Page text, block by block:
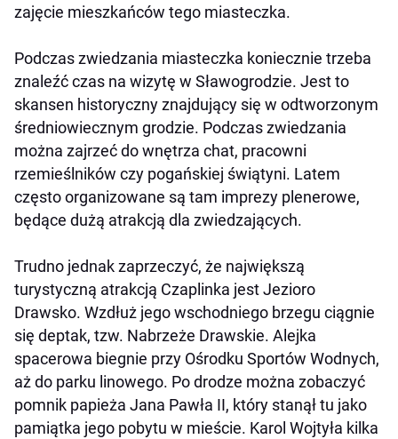
zajęcie mieszkańców tego miasteczka.
Podczas zwiedzania miasteczka koniecznie trzeba
znaleźć czas na wizytę w Sławogrodzie. Jest to
skansen historyczny znajdujący się w odtworzonym
średniowiecznym grodzie. Podczas zwiedzania
można zajrzeć do wnętrza chat, pracowni
rzemieślników czy pogańskiej świątyni. Latem
często organizowane są tam imprezy plenerowe,
będące dużą atrakcją dla zwiedzających.
Trudno jednak zaprzeczyć, że największą
turystyczną atrakcją Czaplinka jest Jezioro
Drawsko. Wzdłuż jego wschodniego brzegu ciągnie
się deptak, tzw. Nabrzeże Drawskie. Alejka
spacerowa biegnie przy Ośrodku Sportów Wodnych,
aż do parku linowego. Po drodze można zobaczyć
pomnik papieża Jana Pawła II, który stanął tu jako
pamiątka jego pobytu w mieście. Karol Wojtyła kilka